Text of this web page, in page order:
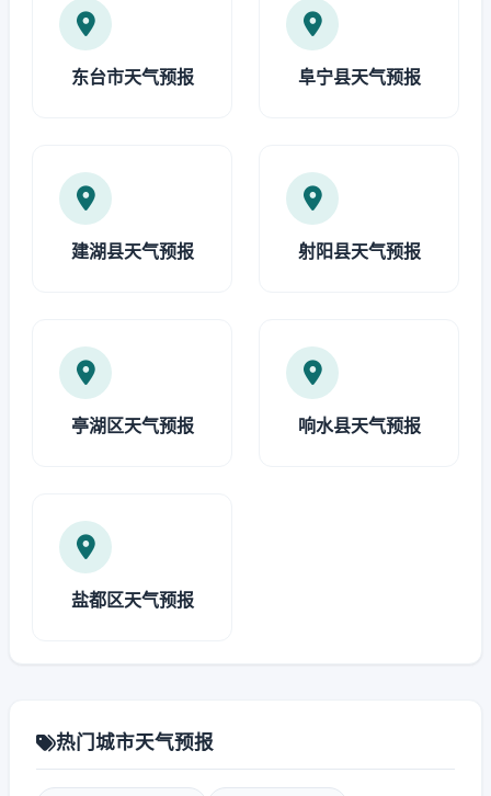
东台市天气预报 阜宁县天气预报
建湖县天气预报 射阳县天气预报
亭湖区天气预报 响水县天气预报
盐都区天气预报
热门城市天气预报